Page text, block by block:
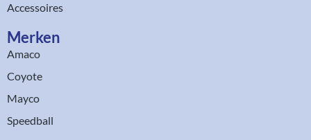
Accessoires
Merken
Amaco
Coyote
Mayco
Speedball